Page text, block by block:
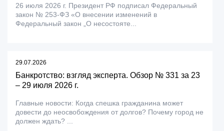
26 июля 2026 г. Президент РФ подписал Федеральный
закон № 253-ФЗ «О внесении изменений в
Федеральный закон „О несостояте...
29.07.2026
Банкротство: взгляд эксперта. Обзор № 331 за 23
– 29 июля 2026 г.
Главные новости: Когда спешка гражданина может
довести до неосвобождения от долгов? Почему город не
должен ждать? ...